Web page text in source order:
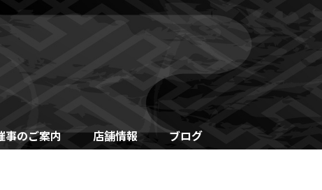
事のご案内 店舗情報 ブログ